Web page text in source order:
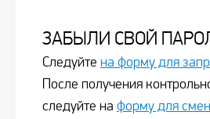
ЗАБЫЛИ СВОЙ
Следуйте на форму для
После получения
следуйте на форму для